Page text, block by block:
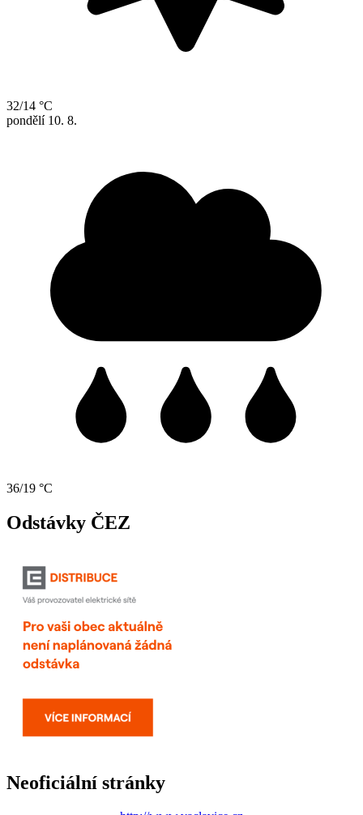
32/14 °C
pondělí 10. 8.
36/19 °C
Odstávky ČEZ
Neoficiální stránky